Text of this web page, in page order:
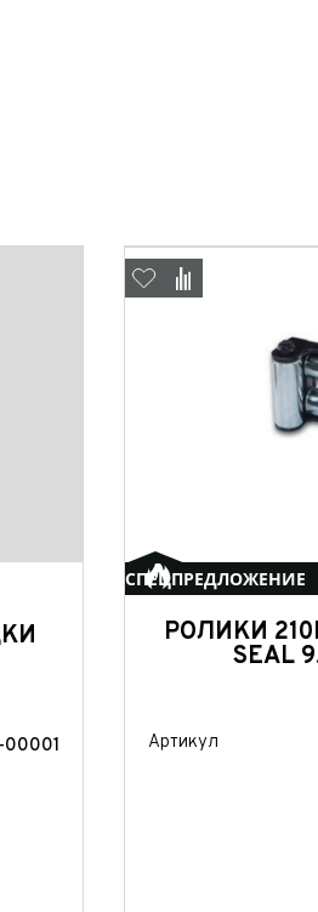
СПЕЦПРЕДЛОЖЕНИЕ
РОЛИКИ
SEAL
Артикул